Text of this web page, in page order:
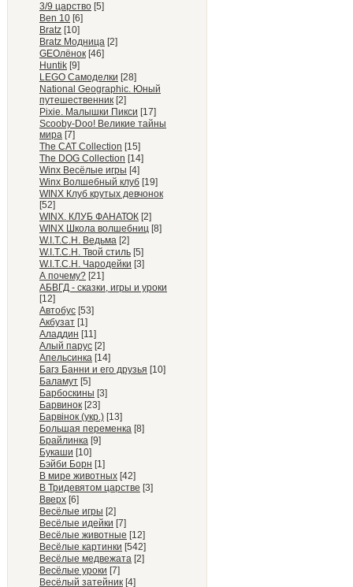
3/9 царство [5]
Ben 10 [6]
Bratz [10]
Bratz Модница [2]
GEOлёнок [46]
Huntik [9]
LEGO Самоделки [28]
National Geographic. Юный
путешественник [2]
Pixie. Малышки Пикси [17]
Scooby-Doo! Великие тайны
мира [7]
The CAT Collection [15]
The DOG Collection [14]
Winx Весёлые игры [4]
Winx Волшебный клуб [19]
WINX Клуб крутых девчонок
[52]
WINX. КЛУБ ФАНАТОК [2]
WINX Школа волшебниц [8]
W.I.T.C.H. Ведьма [2]
W.I.T.C.H. Твой стиль [5]
W.I.T.C.H. Чародейки [3]
А почему? [21]
АБВГД - сказки, игры и уроки
[12]
Автобус [53]
Акбузат [1]
Аладдин [11]
Алый парус [2]
Апельсинка [14]
Багз Банни и его друзья [10]
Баламут [5]
Барбоскины [3]
Барвинок [23]
Барвiнок (укр.) [13]
Большая переменка [8]
Брайлинка [9]
Букаши [10]
Бэйби Борн [1]
В мире животных [42]
В Тридевятом царстве [3]
Вверх [6]
Весёлые игры [2]
Весёлые идейки [7]
Весёлые животные [12]
Весёлые картинки [542]
Весёлые медвежата [2]
Весёлые уроки [7]
Весёлый затейник [4]